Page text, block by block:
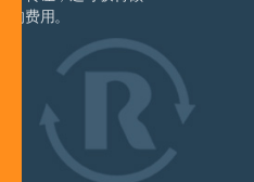
外的费用。